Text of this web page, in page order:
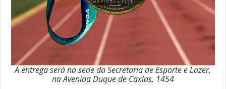
A entrega será na sede da Secretaria de Esporte e Lazer,
na Avenida Duque de Caxias, 1454